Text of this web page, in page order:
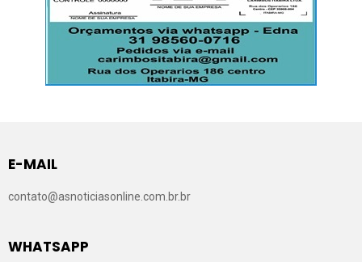
E-MAIL
contato@asnoticiasonline.com.br.br
WHATSAPP